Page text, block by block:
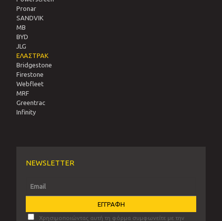
Pronar
SANDVIΚ
MB
BYD
JLG
ΕΛΑΣΤΡΑΚ
Bridgestone
Firestone
Webfleet
MRF
Greentrac
Infinity
NEWSLETTER
Χρησιμοποιώντας αυτή τη φόρμα συμφωνείτε με την